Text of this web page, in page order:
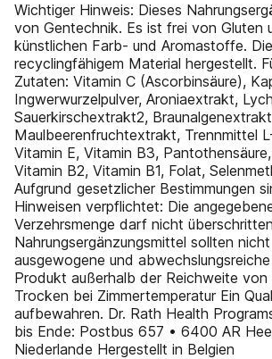
Wichtiger Hinweis: Dieses
von Gentechnik. Es ist frei von Gluten
künstlichen Farb- und Aromastoffe.
recyclingfähigem Material hergestellt.
Zutaten: Vitamin C (Ascorbinsäure),
Ingwerwurzelpulver, Aroniaextrakt,
Sauerkirschextrakt2,
Maulbeerenfruchtextrakt, Trennmittel
Vitamin E, Vitamin B3,
Vitamin B2, Vitamin B1, Folat,
Aufgrund gesetzlicher Bestimmungen
Hinweisen verpflichtet: Die
Verzehrsmenge darf nicht
Nahrungsergänzungsmittel sollten
ausgewogene und
Produkt außerhalb der Reichweite von
Trocken bei Zimmertemperatur Ein
aufbewahren. Dr. Rath Health
bis Ende: Postbus 657 • 6400 AR
Niederlande Hergestellt in Belgien